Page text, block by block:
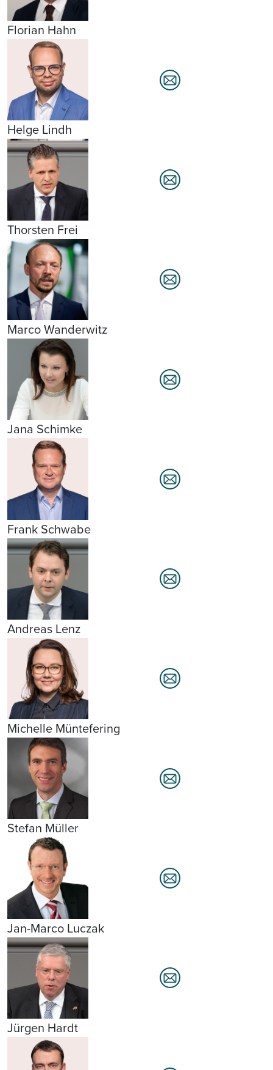
Florian Hahn
Helge Lindh
Thorsten Frei
Marco Wanderwitz
Jana Schimke
Frank Schwabe
Andreas Lenz
Michelle Müntefering
Stefan Müller
Jan-Marco Luczak
Jürgen Hardt